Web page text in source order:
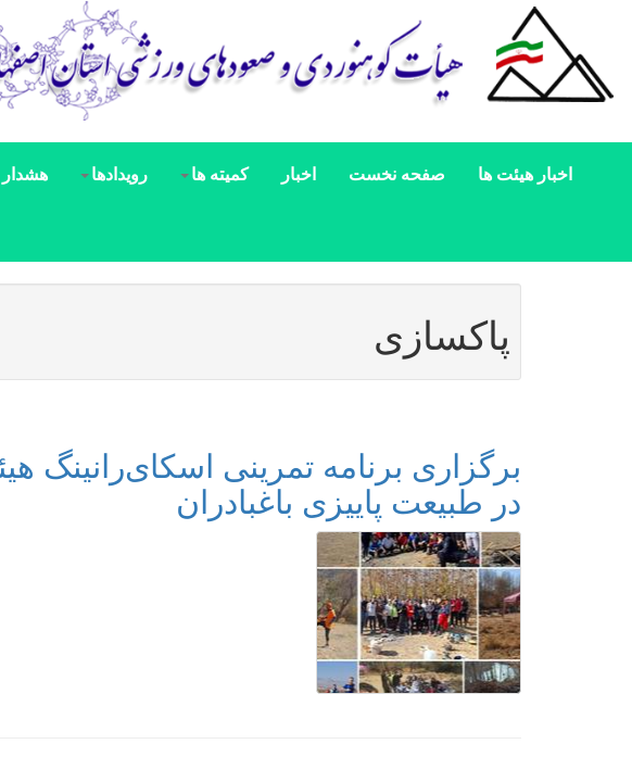
اخبار هیئت ها صفحه نخست اخبار کمیته ها رویدادها
پاکسازی
برگزاری برنامه تمرینی اسکای‌رانینگ
در طبیعت پاییزی باغبادران